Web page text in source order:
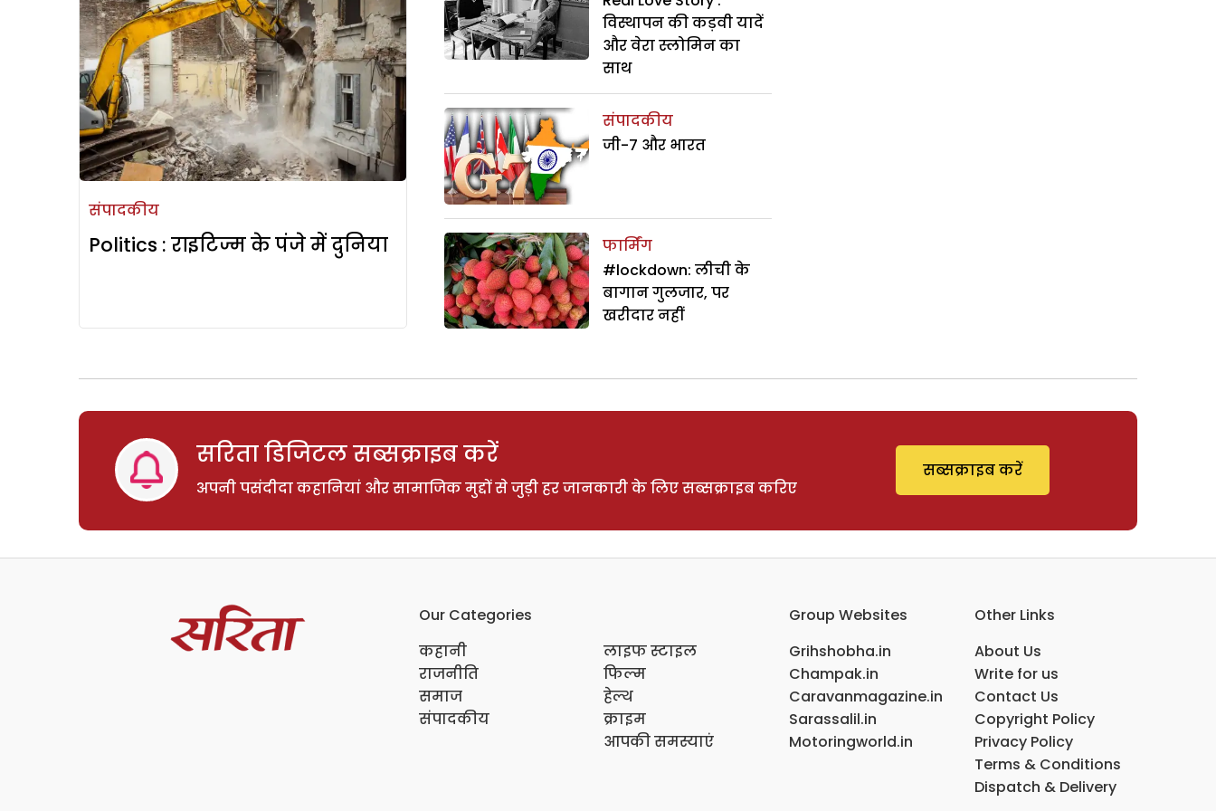
संपादकीय
Politics : राइटिज्म के पंजे में दुनिया
विस्थापन की कड़वी यादें
और वेरा स्लोमिन का
साथ
संपादकीय
जी-7 और भारत
फार्मिंग
#lockdown: लीची के
बागान गुलजार, पर
खरीदार नहीं
सरिता डिजिटल सब्सक्राइब करें
अपनी पसंदीदा कहानियां और सामाजिक मुद्दों से जुड़ी हर जानकारी के लिए सब्सक्राइब करिए
सब्सक्राइब करें
Our Categories
कहानी
राजनीति
समाज
संपादकीय
लाइफ स्टाइल
फिल्म
हेल्थ
क्राइम
आपकी समस्याएं
Group Websites
Grihshobha.in
Champak.in
Caravanmagazine.in
Sarassalil.in
Motoringworld.in
Other Links
About Us
Write for us
Contact Us
Copyright Policy
Privacy Policy
Terms & Conditions
Dispatch & Delivery